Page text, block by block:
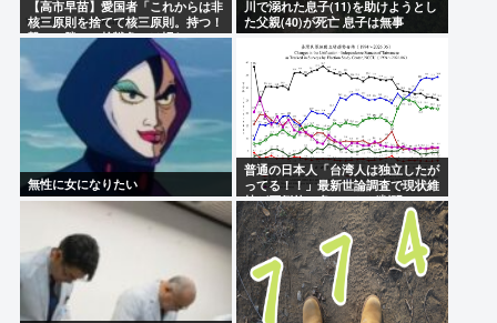
【高市早苗】愛国者「これからは非
核三原則を捨てて核三原則。持つ！
撃つ！勝つ！核戦争には慣れてい
る、試してみるか？」
川で溺れた息子(11)を助けようとし
た父親(40)が死亡 息子は無事
無性に女になりたい
普通の日本人「台湾人は独立したが
ってる！！」最新世論調査で現状維
持が圧倒的に多いことが判明..